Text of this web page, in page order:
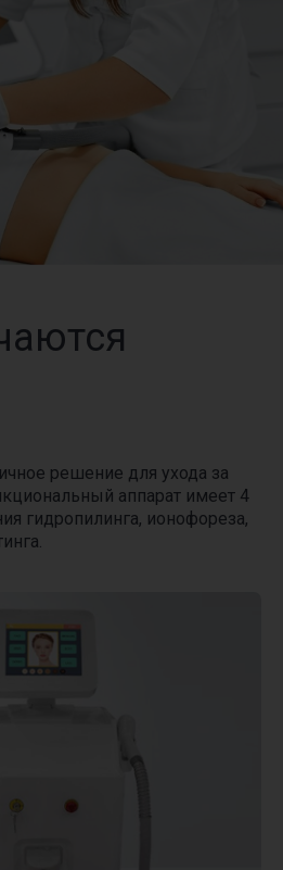
решение для ухода за
аппарат имеет 4
гидропилинга, ионофореза,